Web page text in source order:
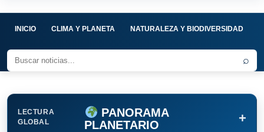
INICIO CLIMA Y PLANETA NATURALEZA Y BIODIVERSIDAD
⌕
LECTURA
GLOBAL
PANORAMA
PLANETARIO
+